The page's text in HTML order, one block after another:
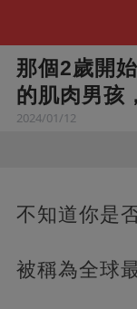
那個2歲開
的肌肉男孩
2024/01/12
不知道你是
被稱為全球